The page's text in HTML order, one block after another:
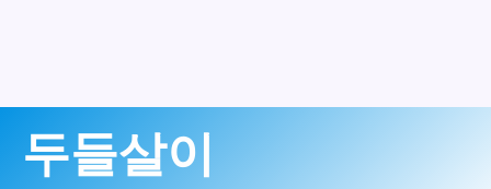
두들살이